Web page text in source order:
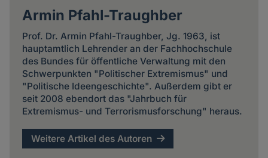
Armin Pfahl-Traughber
Prof. Dr. Armin Pfahl-Traughber, Jg. 1963, ist
hauptamtlich Lehrender an der Fachhochschule
des Bundes für öffentliche Verwaltung mit den
Schwerpunkten "Politischer Extremismus" und
"Politische Ideengeschichte". Außerdem gibt er
seit 2008 ebendort das "Jahrbuch für
Extremismus- und Terrorismusforschung" heraus.
Weitere Artikel des Autoren